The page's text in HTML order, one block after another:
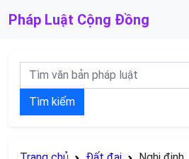
Pháp Luật Cộng Đồng
Tìm kiếm